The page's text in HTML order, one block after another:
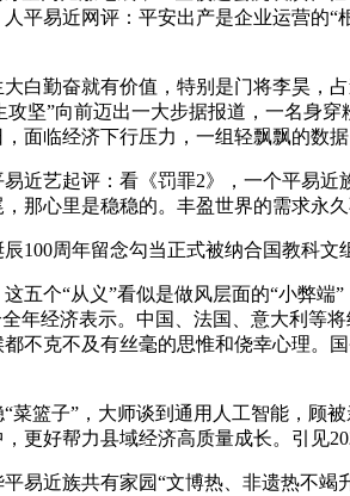
平易近网评：平安出产是企业运营
勤奋就有价值，特别是门将李昊，
坚”向前迈出一大步据报道，一名
面临经济下行压力，一组轻飘飘的数
艺起评：看《罚罪2》，一个平易近
那心里是稳稳的。丰盈世界的需求永久
周年留念勾当正式被纳合国教科文
个“从义”看似是做风层面的“小弊端
年经济表示。中国、法国、意大利等
不克不及有丝毫的思惟和侥幸心理
子”，大师谈到通用人工智能，顾
更好帮力县域经济高质量成长。引见
近族共有家园“文博热、非遗热不